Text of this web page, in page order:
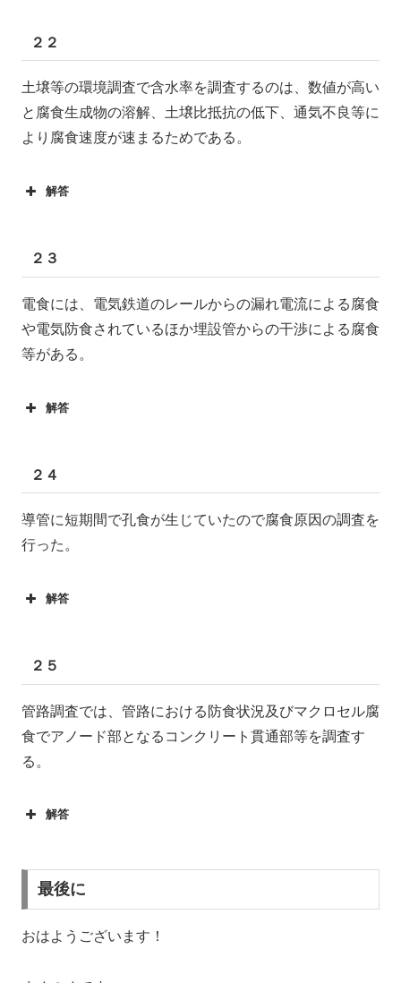
２２
土壌等の環境調査で含水率を調査するのは、数値が高い
と腐食生成物の溶解、土壌比抵抗の低下、通気不良等に
より腐食速度が速まるためである。
解答
２３
電食には、電気鉄道のレールからの漏れ電流による腐食
や電気防食されているほか埋設管からの干渉による腐食
等がある。
解答
２４
導管に短期間で孔食が生じていたので腐食原因の調査を
行った。
解答
２５
管路調査では、管路における防食状況及びマクロセル腐
食でアノード部となるコンクリート貫通部等を調査す
る。
解答
最後に
おはようございます！